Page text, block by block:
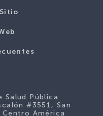
Salud Pública
#3551, San
Centro América